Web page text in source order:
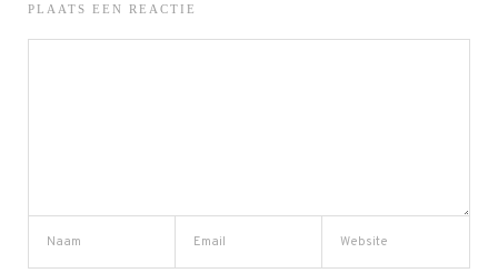
PLAATS EEN REACTIE